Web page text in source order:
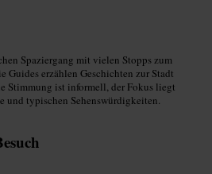
Spaziergang mit vielen Stopps zum
Guides erzählen Geschichten zur Stadt
Stimmung ist informell, der Fokus liegt
und typischen Sehenswürdigkeiten.